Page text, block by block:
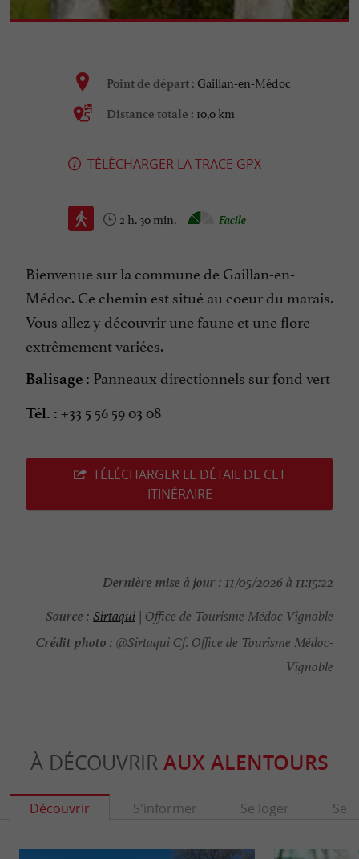
Point de départ : Gaillan-en-Médoc
Distance totale : 10,0 km
TÉLÉCHARGER LA TRACE GPX
2 h. 30 min. Facile
Bienvenue sur la commune de Gaillan-en-
Médoc. Ce chemin est situé au coeur du marais.
Vous allez y découvrir une faune et une flore
extrêmement variées.
Balisage : Panneaux directionnels sur fond vert
Tél. : +33 5 56 59 03 08
TÉLÉCHARGER LE DÉTAIL DE CET
ITINÉRAIRE
Dernière mise à jour : 11/05/2026 à 11:15:22
Source : Sirtaqui | Office de Tourisme Médoc-Vignoble
Crédit photo : @Sirtaqui Cf. Office de Tourisme Médoc-
Vignoble
À DÉCOUVRIR AUX ALENTOURS
Découvrir S'informer Se loger Se